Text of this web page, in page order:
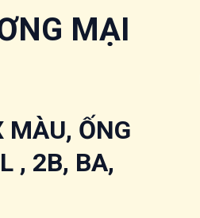
MẠI
MÀU, ỐNG
, 2B, BA,